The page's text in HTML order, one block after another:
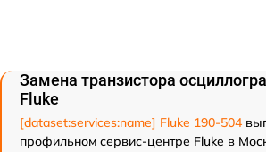
Замена транзистора
Fluke
[dataset:services:name] Fluke 190-504
профильном сервис-центре Fluke в